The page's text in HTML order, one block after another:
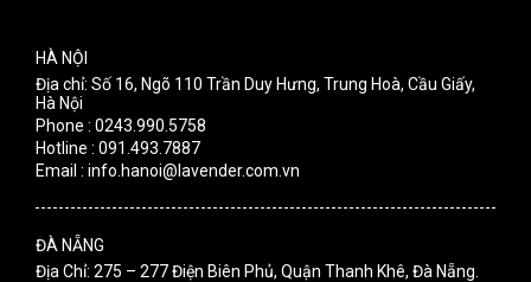
HÀ NỘI
Địa chỉ: Số 16, Ngõ 110 Trần Duy Hưng, Trung Hoà, Cầu Giấy,
Hà Nội
Phone : 0243.990.5758
Hotline : 091.493.7887
Email : info.hanoi@lavender.com.vn
ĐÀ NẴNG
Địa Chỉ: 275 – 277 Điện Biên Phủ, Quận Thanh Khê, Đà Nẵng.